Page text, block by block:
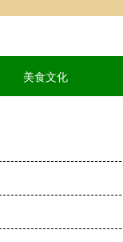
美食文化